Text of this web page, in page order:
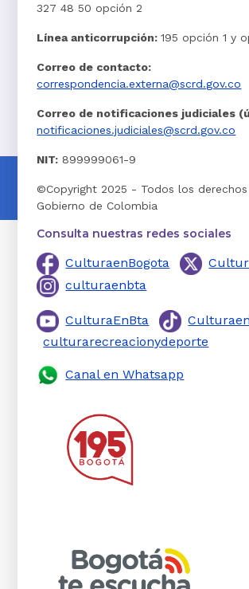
327 48 50 opción 2
Línea anticorrupción:195 opción 1 y
Correo de contacto:
correspondencia.externa@scrd.gov.co
Correo de notificaciones judiciales
notificaciones.judiciales@scrd.gov.co
NIT: 899999061-9
©Copyright 2025 - Todos los derechos
Gobierno de Colombia
Consulta nuestras redes sociales
CulturaenBogota
culturaenbta
CulturaEnBta
culturarecreacionydeporte
Canal en Whatsapp